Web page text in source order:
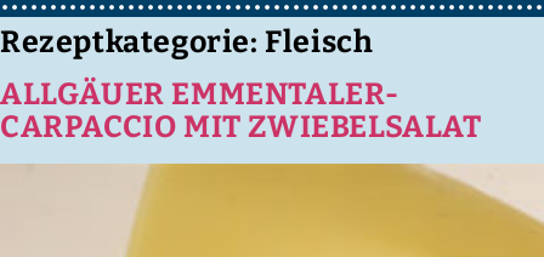
ein
Zugänglichkeitssystem
verwendet.
Rezeptkategorie: Fleisch
ALLGÄUER EMMENTALER-
CARPACCIO MIT ZWIEBELSALAT